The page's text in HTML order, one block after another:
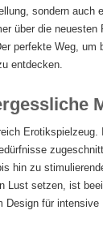
sondern auch
über die
perfekte Weg, um
entdecken.
Erotikspielzeug.
hin zu
Lust setzen, ist
für